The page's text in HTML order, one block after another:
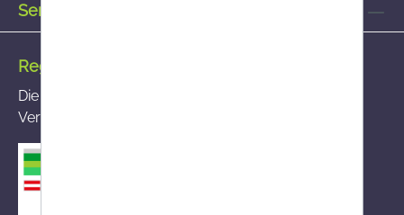
Service-Hotline
Registrierte Versandapotheke
Die von Ihnen aufgerufene Versandapotheke ist im
Versandapothekenregister des BASG registriert